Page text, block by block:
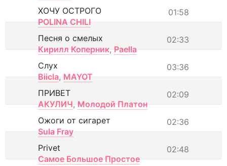
01:58
ХОЧУ ОСТРОГО
POLINA CHILI
02:33
Песня о смелых
Кирилл Коперник, Paella
03:36
Слух
Biicla, MAYOT
02:09
ПРИВЕТ
АКУЛИЧ, Молодой Платон
02:36
Ожоги от сигарет
Sula Fray
02:48
Privet
Самое Большое Простое